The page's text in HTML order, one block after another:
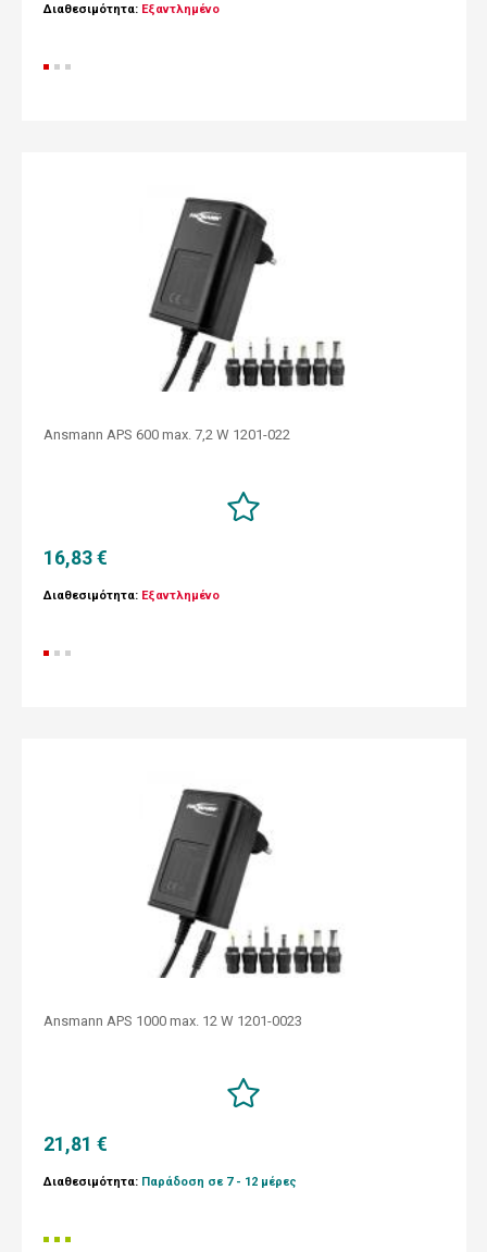
Διαθεσιμότητα: Εξαντλημένο
Ansmann APS 600 max. 7,2 W 1201-022
16,83 €
Διαθεσιμότητα: Εξαντλημένο
Ansmann APS 1000 max. 12 W 1201-0023
21,81 €
Διαθεσιμότητα: Παράδοση σε 7 - 12 μέρες